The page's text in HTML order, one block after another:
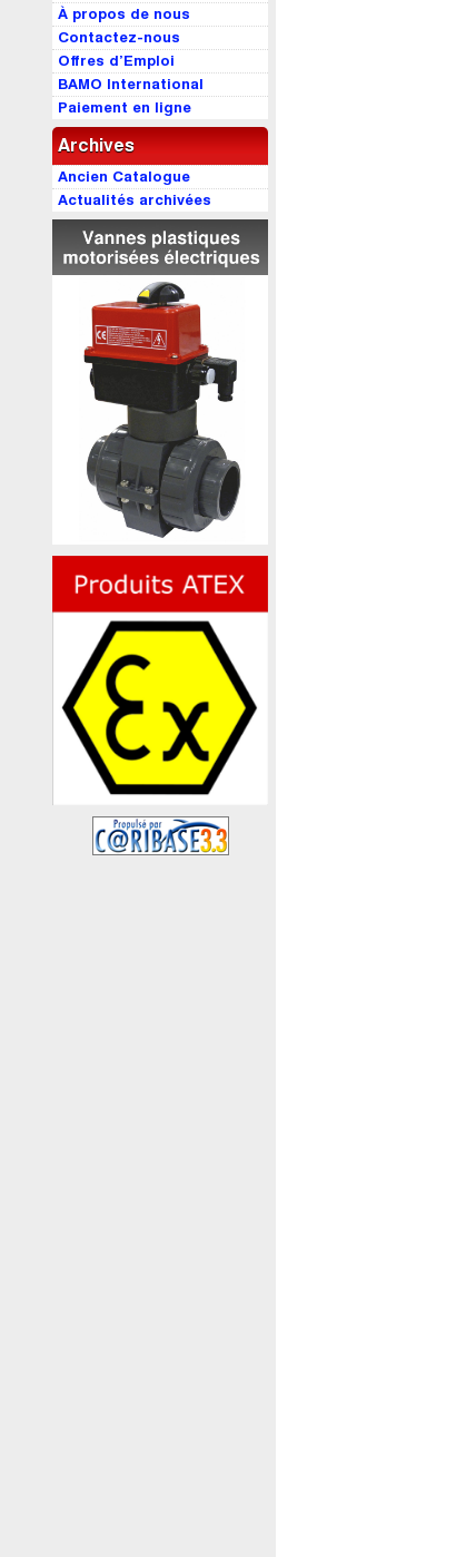
À propos de nous
Contactez-nous
Offres d’Emploi
BAMO International
Paiement en ligne
Archives
Ancien Catalogue
Actualités archivées